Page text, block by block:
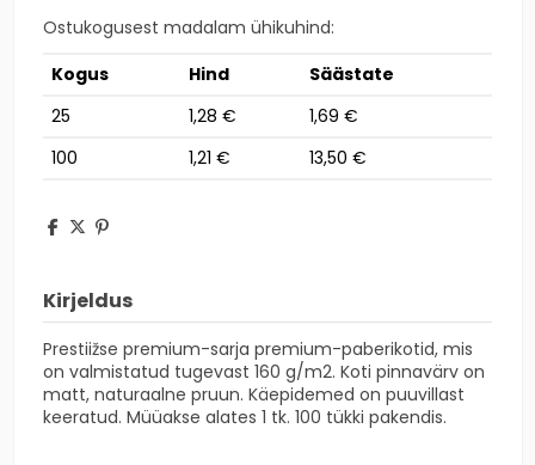
Ostukogusest madalam ühikuhind:
Kogus
Hind
Säästate
25
1,28 €
1,69 €
100
1,21 € 13,50 €
Kirjeldus
Prestiižse premium-sarja premium-paberikotid, mis
on valmistatud tugevast 160 g/m2. Koti pinnavärv on
matt, naturaalne pruun. Käepidemed on puuvillast
keeratud. Müüakse alates 1 tk. 100 tükki pakendis.